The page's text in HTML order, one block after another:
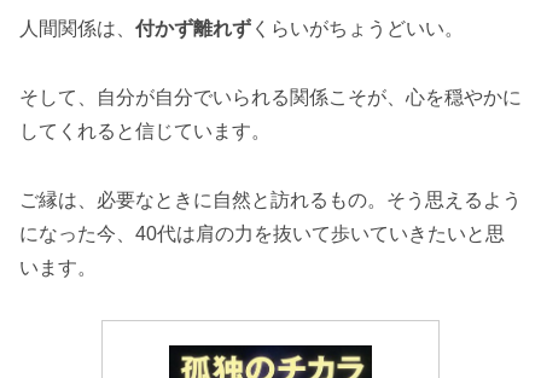
人間関係は、 付かず離れず くらいがちょうどいい。
そして、自分が自分でいられる関係こそが、心を穏やかに
してくれると信じています。
ご縁は、必要なときに自然と訪れるもの。そう思えるよう
になった今、40代は肩の力を抜いて歩いていきたいと思
います。